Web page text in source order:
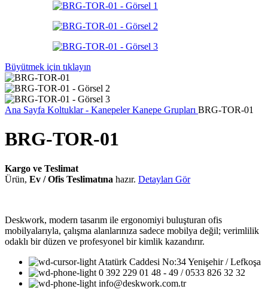
Büyütmek için tıklayın
Ana Sayfa Koltuklar - KanepelerKanepe Grupları BRG-TOR-01
BRG-TOR-01
Kargo ve Teslimat
Ürün, Ev / Ofis Teslimatına hazır. Detayları Gör
Deskwork, modern tasarım ile ergonomiyi buluşturan ofis
mobilyalarıyla, çalışma alanlarınıza sadece mobilya değil; verimlilik
odaklı bir düzen ve profesyonel bir kimlik kazandırır.
Atatürk Caddesi No:34 Yenişehir / Lefkoşa
0 392 229 01 48 - 49 / 0533 826 32 32
info@deskwork.com.tr